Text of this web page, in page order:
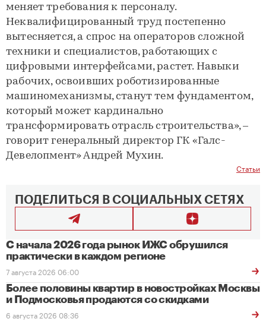
меняет требования к персоналу.
Неквалифицированный труд постепенно
вытесняется, а спрос на операторов сложной
техники и специалистов, работающих с
цифровыми интерфейсами, растет. Навыки
рабочих, освоивших роботизированные
машиномеханизмы, станут тем фундаментом,
который может кардинально
трансформировать отрасль строительства», –
говорит генеральный директор ГК «Галс-
Девелопмент» Андрей Мухин.
Статьи
ПОДЕЛИТЬСЯ В СОЦИАЛЬНЫХ СЕТЯХ
С начала 2026 года рынок ИЖС обрушился
практически в каждом регионе
7 августа 2026 06:00
Более половины квартир в новостройках Москвы
и Подмосковья продаются со скидками
6 августа 2026 08:36